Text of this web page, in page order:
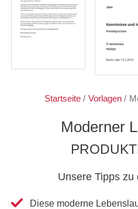
Startseite / Vorlagen /
Moderner
Unsere Tipps zu
Diese moderne